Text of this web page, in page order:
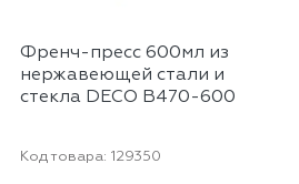
Френч-пресс 600мл из
нержавеющей стали и
стекла DECO B470-600
Код товара: 129350